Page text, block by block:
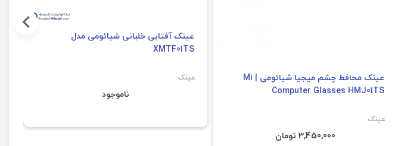
افزودن به سبد
عینک محافط چشم میجیا شیائومی | Mi
Computer Glasses HMJ01TS
عینک
3,450,000 تومان
عینک آفتابی خلبانی شیائومی مدل
XMTF01TS
عینک
ناموجود